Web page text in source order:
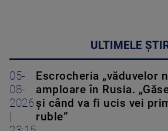
ULTIMELE
05-
08-
2026
Escrocheria „văduvelor
amploare în Rusia.
și când va fi ucis vei
ruble”